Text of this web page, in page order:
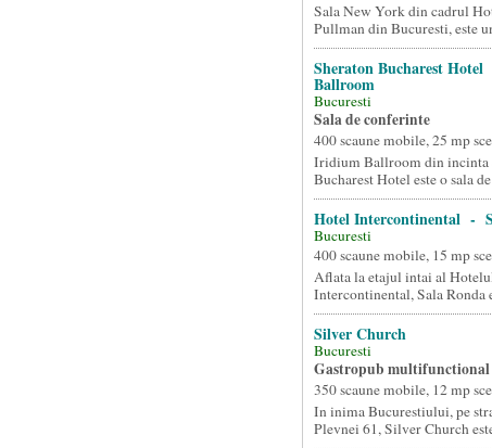
Sala New York din cadrul
Pullman din Bucuresti, este
Sheraton Bucharest
Ballroom
Bucuresti
Sala de conferinte
400 scaune mobile, 25 mp
Iridium Ballroom din incinta
Bucharest Hotel este o sala
Hotel Intercontinental -
Bucuresti
400 scaune mobile, 15 mp
Aflata la etajul intai al
Intercontinental, Sala Ronda
Silver Church
Bucuresti
Gastropub multifunctional
350 scaune mobile, 12 mp
In inima Bucurestiului, pe
Plevnei 61, Silver Church